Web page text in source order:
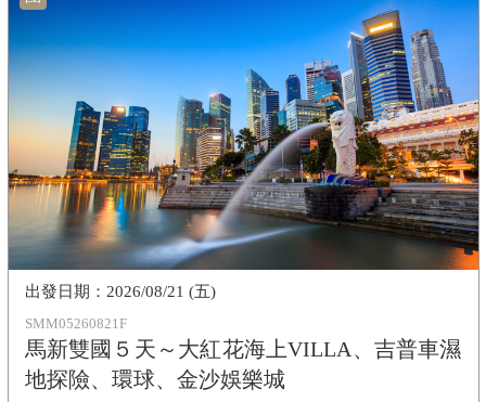
SMM05260821F
馬新雙國５天～大紅花海上VILLA、吉普車濕
地探險、環球、金沙娛樂城
2026/08/21 (五)